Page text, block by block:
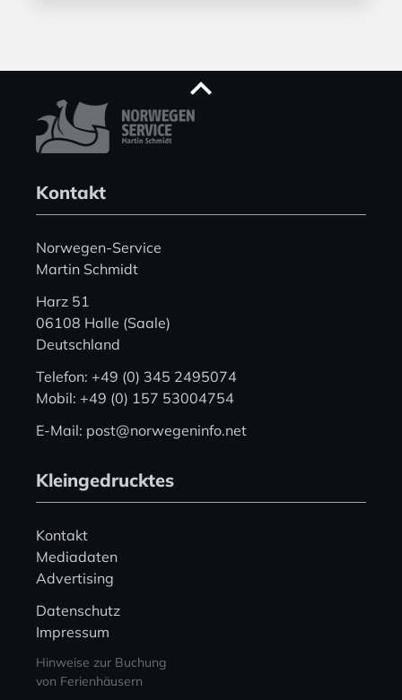
Kontakt
Norwegen-Service
Martin Schmidt
Harz 51
06108 Halle (Saale)
Deutschland
Telefon: +49 (0) 345 2495074
Mobil: +49 (0) 157 53004754
E-Mail: post@norwegeninfo.net
Kleingedrucktes
Kontakt
Mediadaten
Advertising
Datenschutz
Impressum
Hinweise zur Buchung
von Ferienhäusern